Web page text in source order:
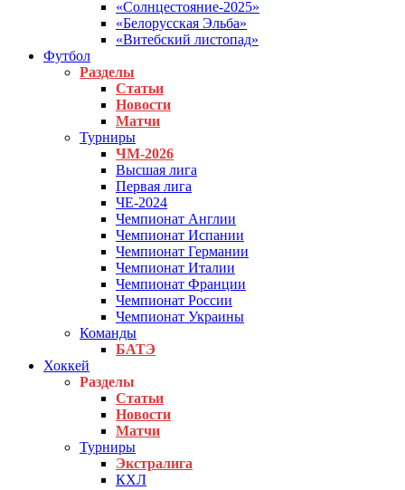
«Солнцестояние-2025»
«Белорусская Эльба»
«Витебский листопад»
Футбол
Разделы
Статьи
Новости
Матчи
Турниры
ЧМ-2026
Высшая лига
Первая лига
ЧЕ-2024
Чемпионат Англии
Чемпионат Испании
Чемпионат Германии
Чемпионат Италии
Чемпионат Франции
Чемпионат России
Чемпионат Украины
Команды
БАТЭ
Хоккей
Разделы
Статьи
Новости
Матчи
Турниры
Экстралига
КХЛ